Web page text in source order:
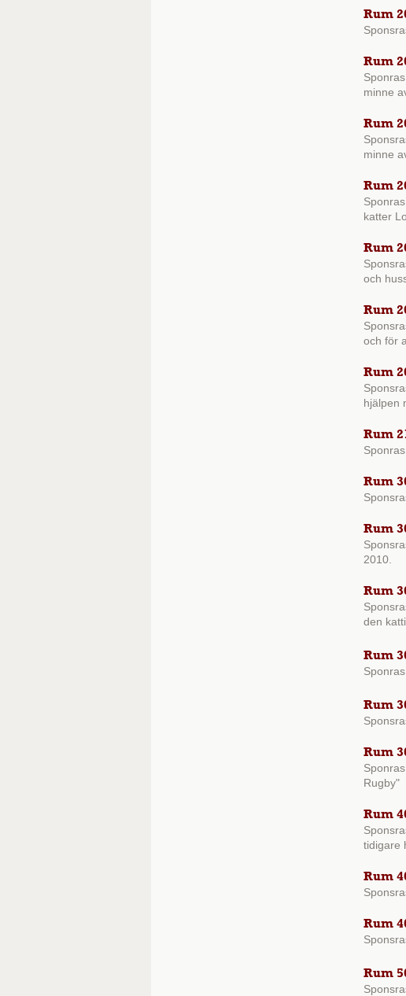
Rum
Rum
minne
Rum
minne
Rum
katter
Rum
och
Rum
och för
Rum
hjälpen
Rum
Rum
Rum
2010.
Rum
den
Rum
Rum
Rum
Rugby"
Rum
tidigare
Rum
Rum
Rum